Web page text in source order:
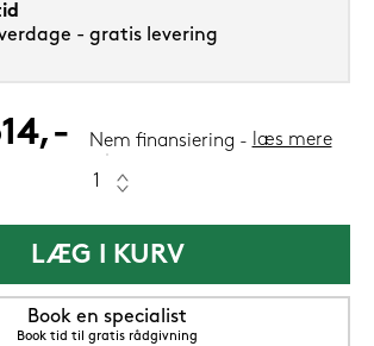
- gratis levering
Nem finansiering læs mere
LÆG I KURV
Book en specialist
Book tid til gratis rådgivning